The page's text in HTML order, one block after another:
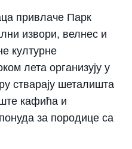
привлаче Парк
извори, велнес и
културне
лета организују у
стварају шеталишта
кафића и
за породице са